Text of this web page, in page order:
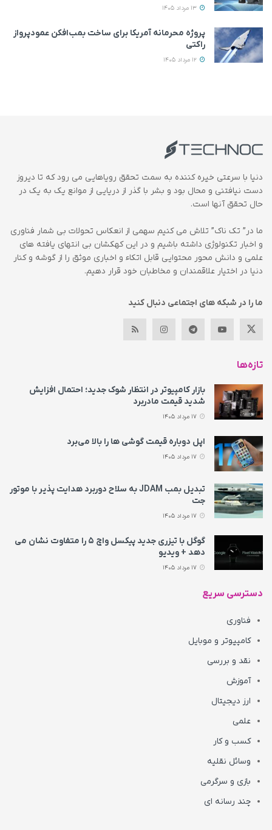
پروژه محرمانه آمریکا برای ساخت بمب‌افکن عمودپرواز
راکتی
دنیا با سرعتی خیره کننده به سمت تحقق رویاهایی می رود که تا دیروز
دست نیافتنی و محال بود و بشر با گذر از دریایی از موانع یک به یک در
حال تحقق آنها است.
ما در” تک ناک” تلاش می کنیم سهمی از انعکاس تحولات بی شمار فناوری
و اخبار تکنولوژی داشته باشیم و در این کهکشان بی انتهای یافته های
علمی و دانش محور محتوایی قابل اتکاء و اخباری موثق را از گوشه و کنار
دنیا در اختیار علاقمندان و مخاطبان خود قرار دهیم.
ما را در شبکه های اجتماعی دنبال کنید
تازه‌ها
بازار کامپیوتر در انتظار شوک جدید؛ احتمال افزایش
شدید قیمت مادربرد
اپل دوباره قیمت‌ گوشی ها را بالا می‌برد
تبدیل بمب JDAM به سلاح دوربرد هدایت پذیر با موتور
جت
گوگل با تیزری جدید پیکسل واچ ۵ را متفاوت نشان می‌
دهد + ویدیو
دسترسی سریع
فناوری
کامپیوتر و موبایل
نقد و بررسی
آموزش
ارز دیجیتال
علمی
کسب و کار
وسائل نقلیه
بازی و سرگرمی
چند رسانه ای